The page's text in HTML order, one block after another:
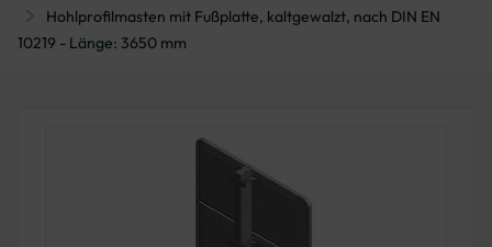
Hohlprofilmasten mit Fußplatte, kaltgewalzt, nach DIN EN
10219 - Länge: 3650 mm